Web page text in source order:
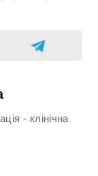
- клінічна